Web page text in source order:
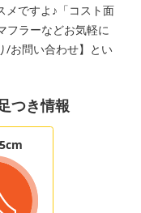
メですよ♪「コスト面
フラーなどお気軽に
/お問い合わせ】とい
つき情報